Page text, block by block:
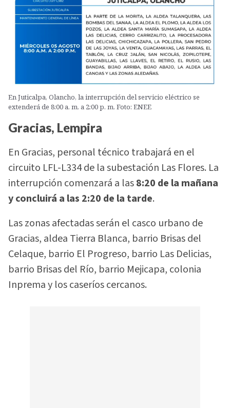
En Juticalpa, Olancho, la interrupción del servicio eléctrico se
extenderá de 8:00 a. m. a 2:00 p. m. Foto: ENEE
Gracias, Lempira
En Gracias, personal técnico trabajará en el
circuito LFL-L334 de la subestación Las Flores. La
interrupción comenzará a las8:20 de la mañana
y concluirá a las 2:20 de la tarde.
Las zonas afectadas serán el casco urbano de
Gracias, aldea Tierra Blanca, barrio Brisas del
Celaque, barrio El Progreso, barrio Las Delicias,
barrio Brisas del Río, barrio Mejicapa, colonia
Inprema y los caseríos cercanos.